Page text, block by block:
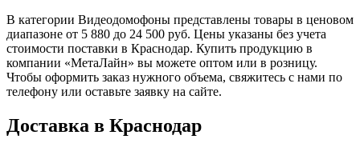
В категории Видеодомофоны представлены товары в ценовом
диапазоне от 5 880 до 24 500 руб. Цены указаны без учета
стоимости поставки в Краснодар. Купить продукцию в
компании «МетаЛайн» вы можете оптом или в розницу.
Чтобы оформить заказ нужного объема, свяжитесь с нами по
телефону или оставьте заявку на сайте.
Доставка в Краснодар